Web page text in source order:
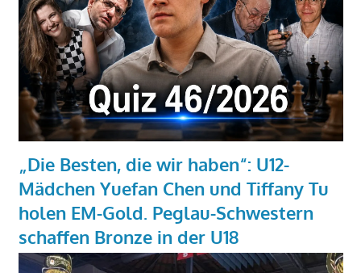
„Die Besten, die wir haben“: U12-
Mädchen Yuefan Chen und Tiffany Tu
holen EM-Gold. Peglau-Schwestern
schaffen Bronze in der U18